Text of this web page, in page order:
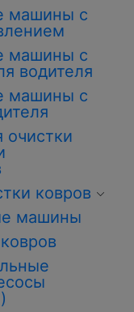
машины с
машины с
водителя
машины с
очистки
ковров
машины